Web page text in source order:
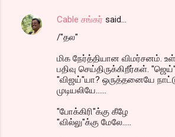
Cable சங்கர் said…
/"தல"
மிக நேர்த்தியான விமர்சனம்.
பதிவு செய்திருக்கிறீர்கள்.
"விஜய்"யா? ஒருத்தனையே
முடியலியே......
"போக்கிரி"க்கு கீழே
"வில்லு"க்கு மேலே.....